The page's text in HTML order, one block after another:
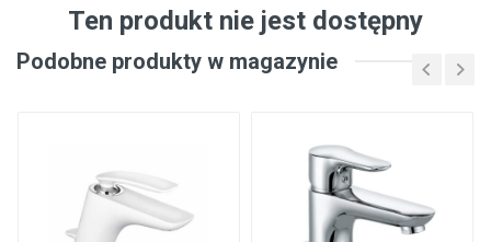
Ten produkt nie jest dostępny
Podobne produkty w magazynie